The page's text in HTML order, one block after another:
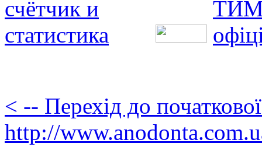
< -- Перехід до
http://